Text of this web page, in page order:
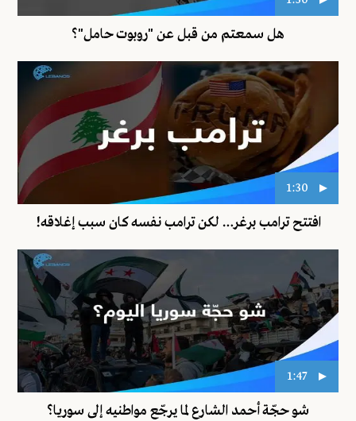
هل سمعتم من قبل عن "روبوت حامل"؟
1:30
افتتح ترامب برغر… لكن ترامب نفسه كان سبب إغلاقه!
1:47
شو حجّة أحمد الشارع لما يرجّع مواطنيه إلى سوريا؟